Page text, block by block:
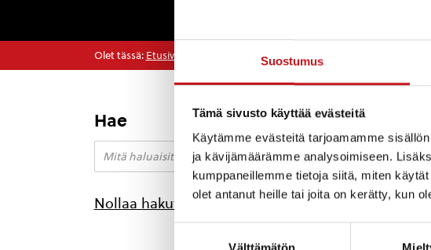
Suostumus
Tämä sivusto käyttää evästeitä
Käytämme evästeitä tarjoamamme
ja kävijämäärämme analysoimiseen.
kumppaneillemme tietoja siitä, miten
olet antanut heille tai joita on kerätty, kun
Olet tässä: Etusivu
Hae
Nollaa hakutulokset